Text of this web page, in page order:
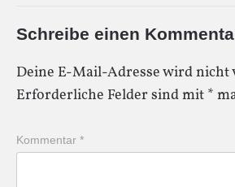
Schreibe einen
Deine E-Mail-Adresse wird
Erforderliche Felder sind mit *
Kommentar *